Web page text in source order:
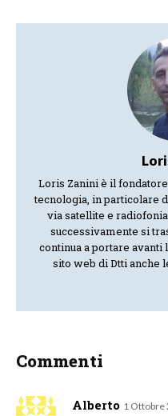
Loris Zanini è il
tecnologia, in particolare
via satellite e
successivamente si
continua a portare avanti
sito web di Dtti anche
Commenti
Alberto 1 Ottobre